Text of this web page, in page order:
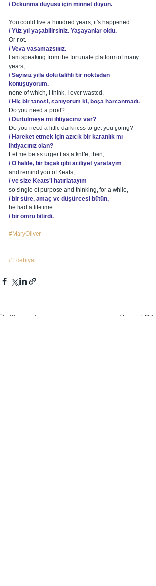
/ Dokunma duyusu için minnet duyun.
You could live a hundred years, it’s happened.
/ Yüz yıl yaşabilirsiniz. Yaşayanlar oldu.
Or not.
/ Veya yaşamazsınız.
I am speaking from the fortunate platform of many
years,
/ Sayısız yılla dolu talihli bir noktadan
konuşuyorum.
none of which, I think, I ever wasted.
/ Hiç bir tanesi, sanıyorum ki, boşa harcanmadı.
Do you need a prod?
/ Dürtülmeye mi ihtiyacınız var?
Do you need a little darkness to get you going?
/ Hareket etmek için azıcık bir karanlık mı
ihtiyacınız olan?
Let me be as urgent as a knife, then,
/ O halde, bir bıçak gibi aciliyet yaratayım
and remind you of Keats,
/ ve size Keats'i hatırlatayım
so single of purpose and thinking, for a while,
/ bir süre, amaç ve düşüncesi bütün,
he had a lifetime.
/ bir ömrü bitirdi.
#MaryOliver
#Edebiyat
İlgili Yazılar Hepsini Gör